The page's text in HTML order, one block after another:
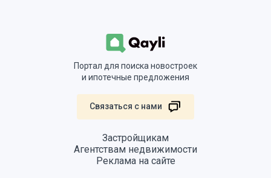
Портал для поиска новостроек
и ипотечные предложения
Связаться с нами
Застройщикам
Агентствам недвижимости
Реклама на сайте